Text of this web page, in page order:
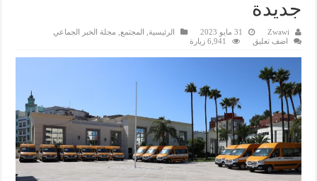
جديدة
Zwawi 31 مايو 2023 الرئيسية المجتمع
مجلة الخبر الجماعي
اضف تعليق
6,941 زيارة